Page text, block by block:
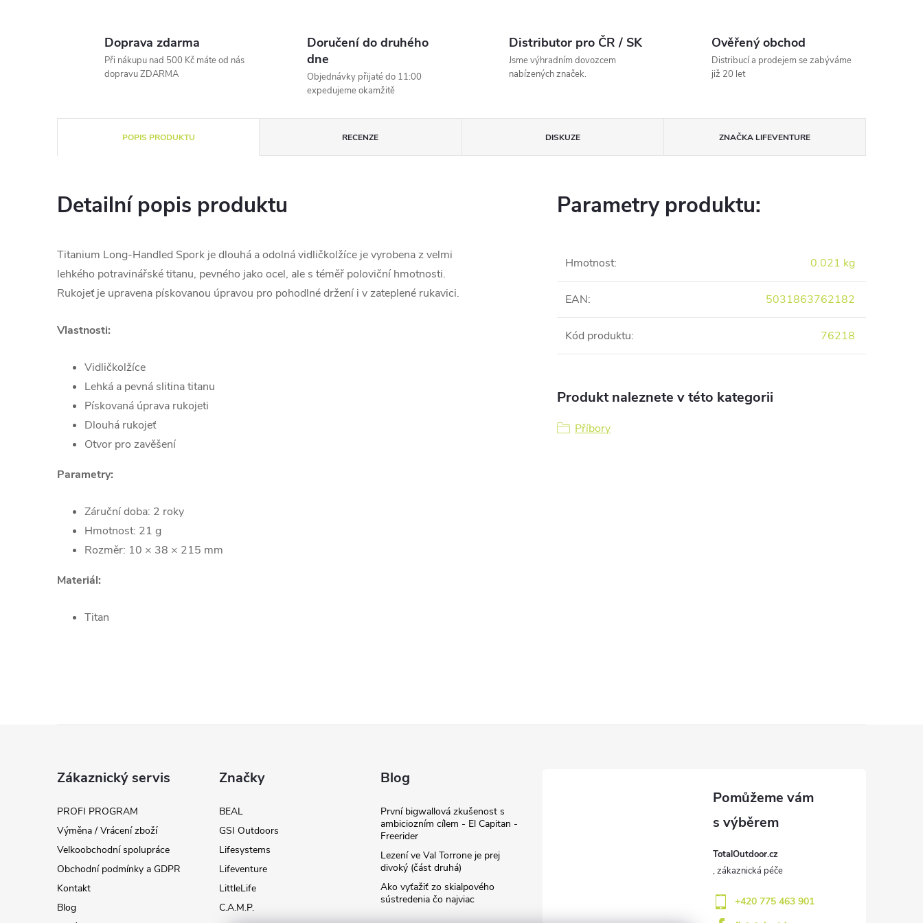
Doprava zdarma
Při nákupu nad 500 Kč máte od nás
dopravu ZDARMA
Doručení do druhého
dne
Objednávky přijaté do 11:00
expedujeme okamžitě
Distributor pro ČR / SK
Jsme výhradním dovozcem
nabízených značek.
Ověřený obchod
Distribucí a prodejem se zabýváme
již 20 let
POPIS PRODUKTU RECENZE DISKUZE ZNAČKALIFEVENTURE
Detailní popis produktu
Titanium Long-Handled Spork je dlouhá a odolná vidličkolžíce je vyrobena z velmi
lehkého potravinářské titanu, pevného jako ocel, ale s téměř poloviční hmotnosti.
Rukojeť je upravena pískovanou úpravou pro pohodlné držení i v zateplené rukavici.
Vlastnosti:
Vidličkolžíce
Lehká a pevná slitina titanu
Pískovaná úprava rukojeti
Dlouhá rukojeť
Otvor pro zavěšení
Parametry:
Záruční doba: 2 roky
Hmotnost: 21 g
Rozměr: 10 × 38 × 215 mm
Materiál:
Titan
Parametry produktu:
Hmotnost: 0.021 kg
EAN: 5031863762182
Kód produktu: 76218
Produkt naleznete v této kategorii
Příbory
Zákaznický servis
PROFI PROGRAM
Výměna / Vrácení zboží
Velkoobchodní spolupráce
Obchodní podmínky a GDPR
Kontakt
Blog
Značky
BEAL
GSI Outdoors
Lifesystems
Lifeventure
LittleLife
C.A.M.P.
Blog
První bigwallová zkušenost s
ambiciozním cílem - El Capitan -
Freerider
Lezení ve Val Torrone je prej
divoký (část druhá)
Ako vyťažiť zo skialpového
sústredenia čo najviac
TotalOutdoor.cz
+420 775 463 901